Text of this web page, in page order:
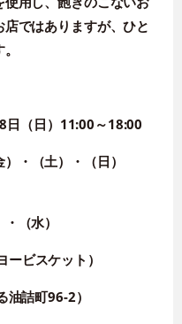
ではありますが、ひと
日 （日） 11:00～18:00
・ （土） ・
（日）
・ （水）
ービスケット）
詰町96-2）